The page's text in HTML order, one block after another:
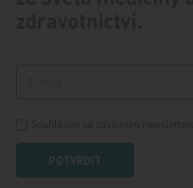
POTVRDIT